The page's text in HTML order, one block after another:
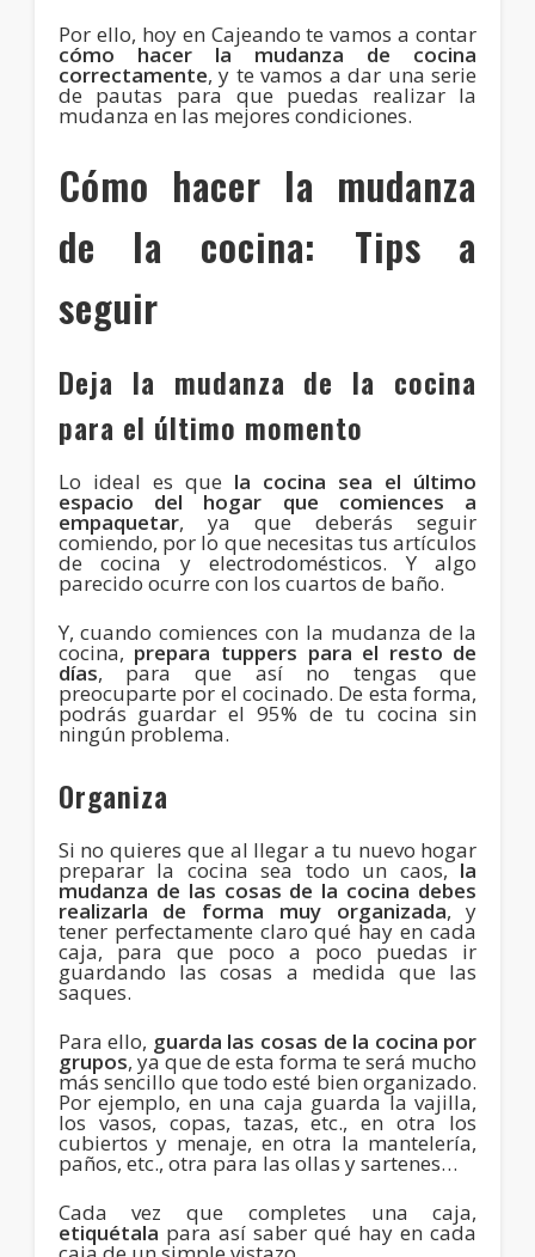
Por ello, hoy en Cajeando te vamos a contar
cómo hacer la mudanza de cocina
correctamente, y te vamos a dar una serie
de pautas para que puedas realizar la
mudanza en las mejores condiciones.
Cómo hacer la mudanza
de la cocina: Tips a
seguir
Deja la mudanza de la cocina
para el último momento
Lo ideal es que la cocina sea el último
espacio del hogar que comiences a
empaquetar, ya que deberás seguir
comiendo, por lo que necesitas tus artículos
de cocina y electrodomésticos. Y algo
parecido ocurre con los cuartos de baño.
Y, cuando comiences con la mudanza de la
cocina, prepara tuppers para el resto de
días, para que así no tengas que
preocuparte por el cocinado. De esta forma,
podrás guardar el 95% de tu cocina sin
ningún problema.
Organiza
Si no quieres que al llegar a tu nuevo hogar
preparar la cocina sea todo un caos, la
mudanza de las cosas de la cocina debes
realizarla de forma muy organizada, y
tener perfectamente claro qué hay en cada
caja, para que poco a poco puedas ir
guardando las cosas a medida que las
saques.
Para ello, guarda las cosas de la cocina por
grupos, ya que de esta forma te será mucho
más sencillo que todo esté bien organizado.
Por ejemplo, en una caja guarda la vajilla,
los vasos, copas, tazas, etc., en otra los
cubiertos y menaje, en otra la mantelería,
paños, etc., otra para las ollas y sartenes…
Cada vez que completes una caja,
etiquétala para así saber qué hay en cada